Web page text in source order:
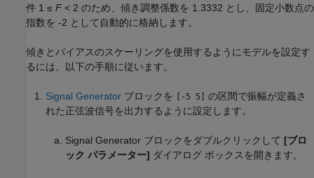
件 1 ≤ F < 2 のため、傾き調整係数を 1.3332 とし、固定小数点の
指数を -2 として自動的に格納します。
傾きとバイアスのスケーリングを使用するようにモデルを設定す
るには、以下の手順に従います。
Signal Generator ブロックを [-5 5]
の区間で振幅が定義さ
れた正弦波信号を出力するように設定します。
Signal Generator ブロックをダブルクリックして [ブロ
ック パラメーター] ダイアログ ボックスを開きます。